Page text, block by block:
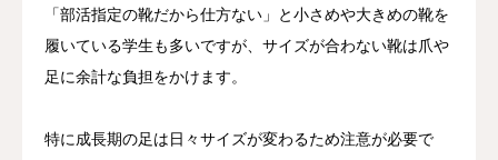
「部活指定の靴だから仕方ない」と小さめや大きめの靴を
履いている学生も多いですが、サイズが合わない靴は爪や
足に余計な負担をかけます。
特に成長期の足は日々サイズが変わるため注意が必要で